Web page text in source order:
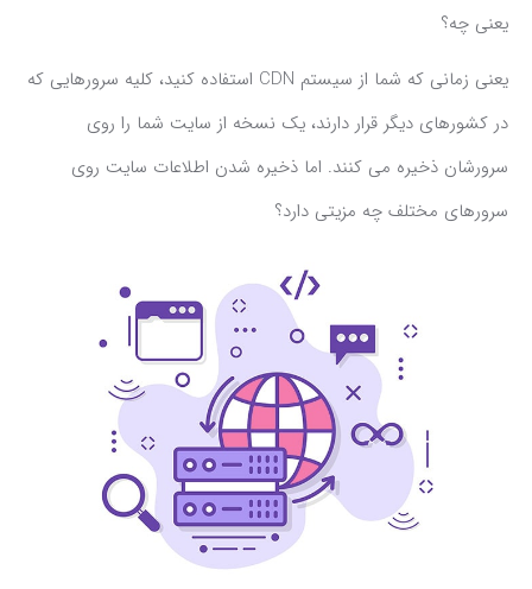
یعنی چه؟
یعنی زمانی که شما از سیستم CDN استفاده کنید، کلیه سرورهایی که
در کشورهای دیگر قرار دارند، یک نسخه از سایت شما را روی
سرورشان ذخیره می کنند. اما ذخیره شدن اطلاعات سایت روی
سرورهای مختلف چه مزیتی دارد؟